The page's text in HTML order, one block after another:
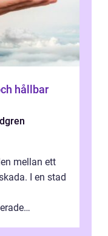
mellan ett
I en stad